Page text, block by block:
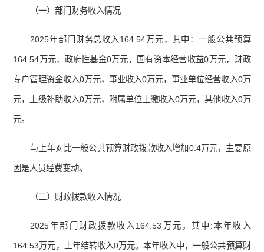
（一）部门财务收入情况
2025年部门财务总收入164.54 万元，其中：一般公共预算
164.54 万元，政府性基金0万元，国有资本经营收益0 万元，财政
专户管理资金收入0万元，事业收入0万元，事业单位经营收入0万
元，上级补助收入0万元，附属单位上缴收入0万元，其他收入0万
元。
与上年对比一般公共预算财政拨款收入增加0.4万元，主要原
因是人员经费变动。
（二）财政拨款收入情况
2025年部门财政拨款收入164.53万元，其中:本年收入
164.53万元，上年结转收入0万元。本年收入中，一般公共预算财